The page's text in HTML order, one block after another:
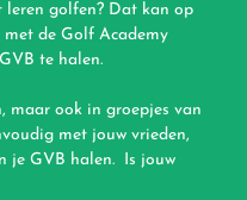
golfen? Dat kan op
de Golf Academy
te halen.
maar ook in groepjes van
met jouw vrieden,
je GVB halen. Is jouw